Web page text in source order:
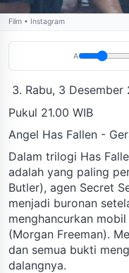
Film • Instagram
A
Rabu, 3 Desember
Pukul 21.00 WIB
Angel Has Fallen -
Dalam trilogi Has
adalah yang paling
Butler), agen Secret
menjadi buronan
menghancurkan
(Morgan Freeman).
dan semua bukti
dalangnya.